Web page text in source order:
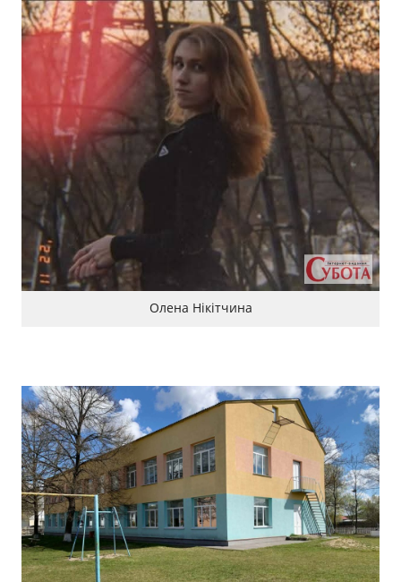
Олена Нікітчина